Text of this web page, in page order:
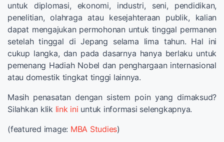
untuk diplomasi, ekonomi, industri, seni, pendidikan,
penelitian, olahraga atau kesejahteraan publik, kalian
dapat mengajukan permohonan untuk tinggal permanen
setelah tinggal di Jepang selama lima tahun. Hal ini
cukup langka, dan pada dasarnya hanya berlaku untuk
pemenang Hadiah Nobel dan penghargaan internasional
atau domestik tingkat tinggi lainnya.
Masih penasatan dengan sistem poin yang dimaksud?
Silahkan klik link ini untuk informasi selengkapnya.
(featured image: MBA Studies)